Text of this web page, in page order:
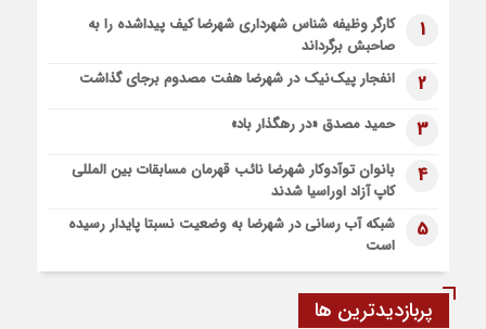
پیاده روی اربعین، ادامه نهضت حسینی است
اعزام موکب بقیه الله الاعظم (عج) از شهرضا به نجف اشرف
قطار زیارتی مشهد مقدس در مسیر شهرضا و دهاقان قرار گرفت
1
کارگر وظیفه شناس شهرداری شهرضا کیف پیداشده را به
صاحبش برگرداند
2 انفجار پیک‌نیک در شهرضا هفت مصدوم برجای گذاشت
3 حمید مصدق «در رهگذار باد»
4
بانوان توآدوکار شهرضا نائب قهرمان مسابقات بین المللی
کاپ آزاد اوراسیا شدند
5
شبکه آب رسانی در شهرضا به وضعیت نسبتا پایدار رسیده
است
پربازدیدترین ها